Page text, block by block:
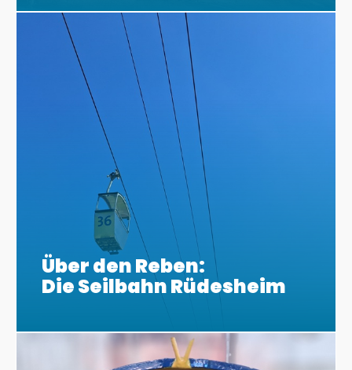
Über den Reben:
Die Seilbahn Rüdesheim